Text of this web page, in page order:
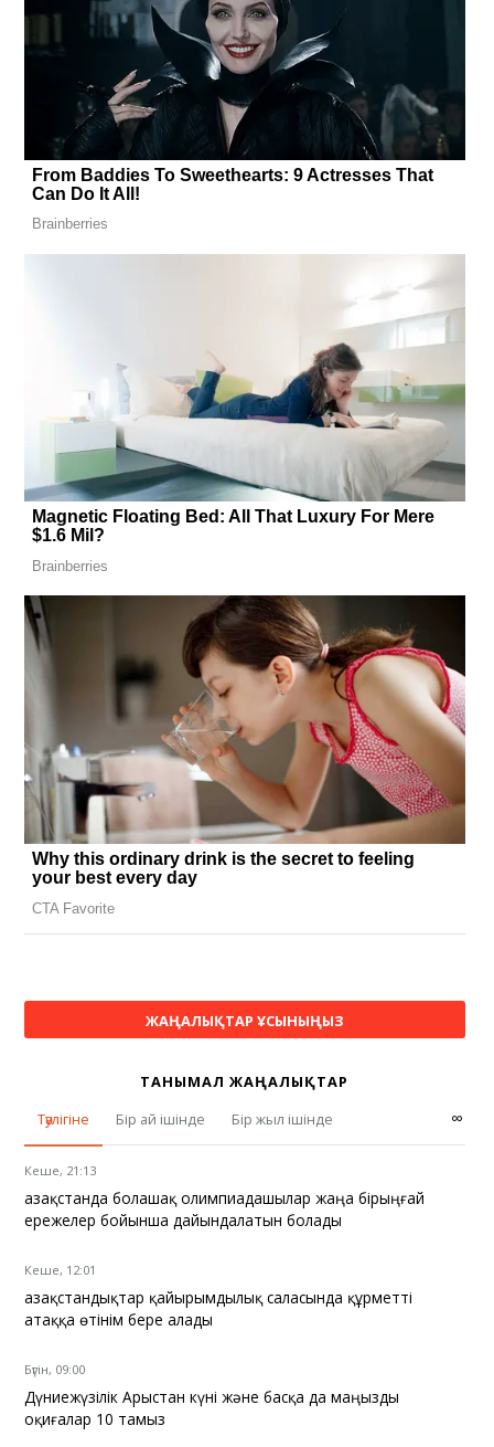
ЖАҢАЛЫҚТАР ҰСЫНЫҢЫЗ
ТАНЫМАЛ ЖАҢАЛЫҚТАР
Тәулігіне
Бір ай ішінде Бір жыл ішінде ∞
Кеше, 21:13
Қазақстанда болашақ олимпиадашылар жаңа бірыңғай
ережелер бойынша дайындалатын болады
Кеше, 12:01
Қазақстандықтар қайырымдылық саласында құрметті
атаққа өтінім бере алады
Бүгін, 09:00
Дүниежүзілік Арыстан күні және басқа да маңызды
оқиғалар 10 тамыз